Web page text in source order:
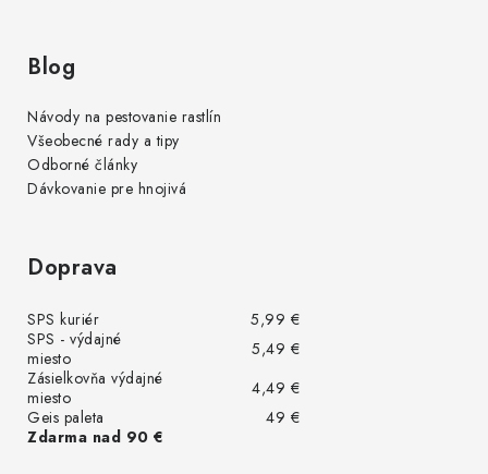
Blog
Návody na pestovanie rastlín
Všeobecné rady a tipy
Odborné články
Dávkovanie pre hnojivá
Doprava
SPS kuriér
5,99 €
SPS - výdajné
miesto
5,49 €
Zásielkovňa výdajné
miesto
4,49 €
Geis paleta
49 €
Zdarma nad 90 €